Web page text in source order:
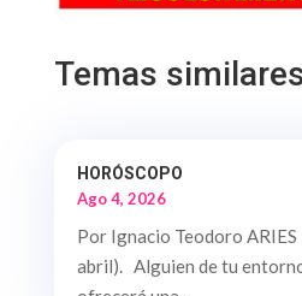
Temas
HORÓSCOPO
Ago 4, 2026
Por Ignacio Teodoro
abril). Alguien de tu